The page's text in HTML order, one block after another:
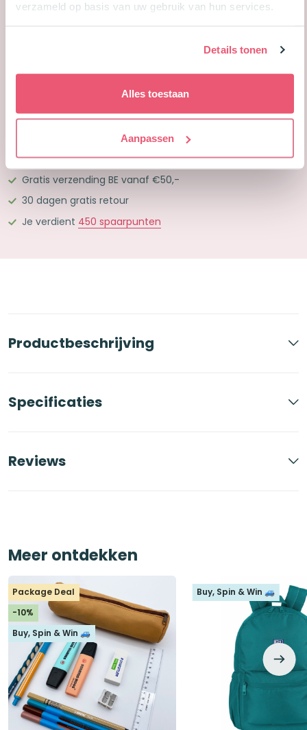
verzameld op basis van uw gebruik van hun services.
Details tonen
Alles toestaan
Aanpassen
€44,98
Slim
In winkelwagen
Nu besteld, overmorgen in huis
Gratis verzending NL vanaf €25,-
Gratis verzending BE vanaf €50,-
30 dagen gratis retour
Je verdient 450 spaarpunten
Productbeschrijving
Specificaties
Reviews
Meer ontdekken
Package Deal
-10%
Buy, Spin & Win 🚙
Buy, Spin & Win 🚙